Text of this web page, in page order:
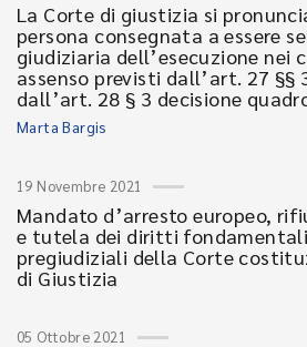
La Corte di giustizia si
persona consegnata a essere
giudiziaria dell’esecuzione nei
assenso previsti dall’art. 27 §§
dall’art. 28 § 3 decisione
Marta Bargis
19 Novembre 2021
Mandato d’arresto europeo,
e tutela dei diritti
pregiudiziali della Corte
di Giustizia
05 Ottobre 2021